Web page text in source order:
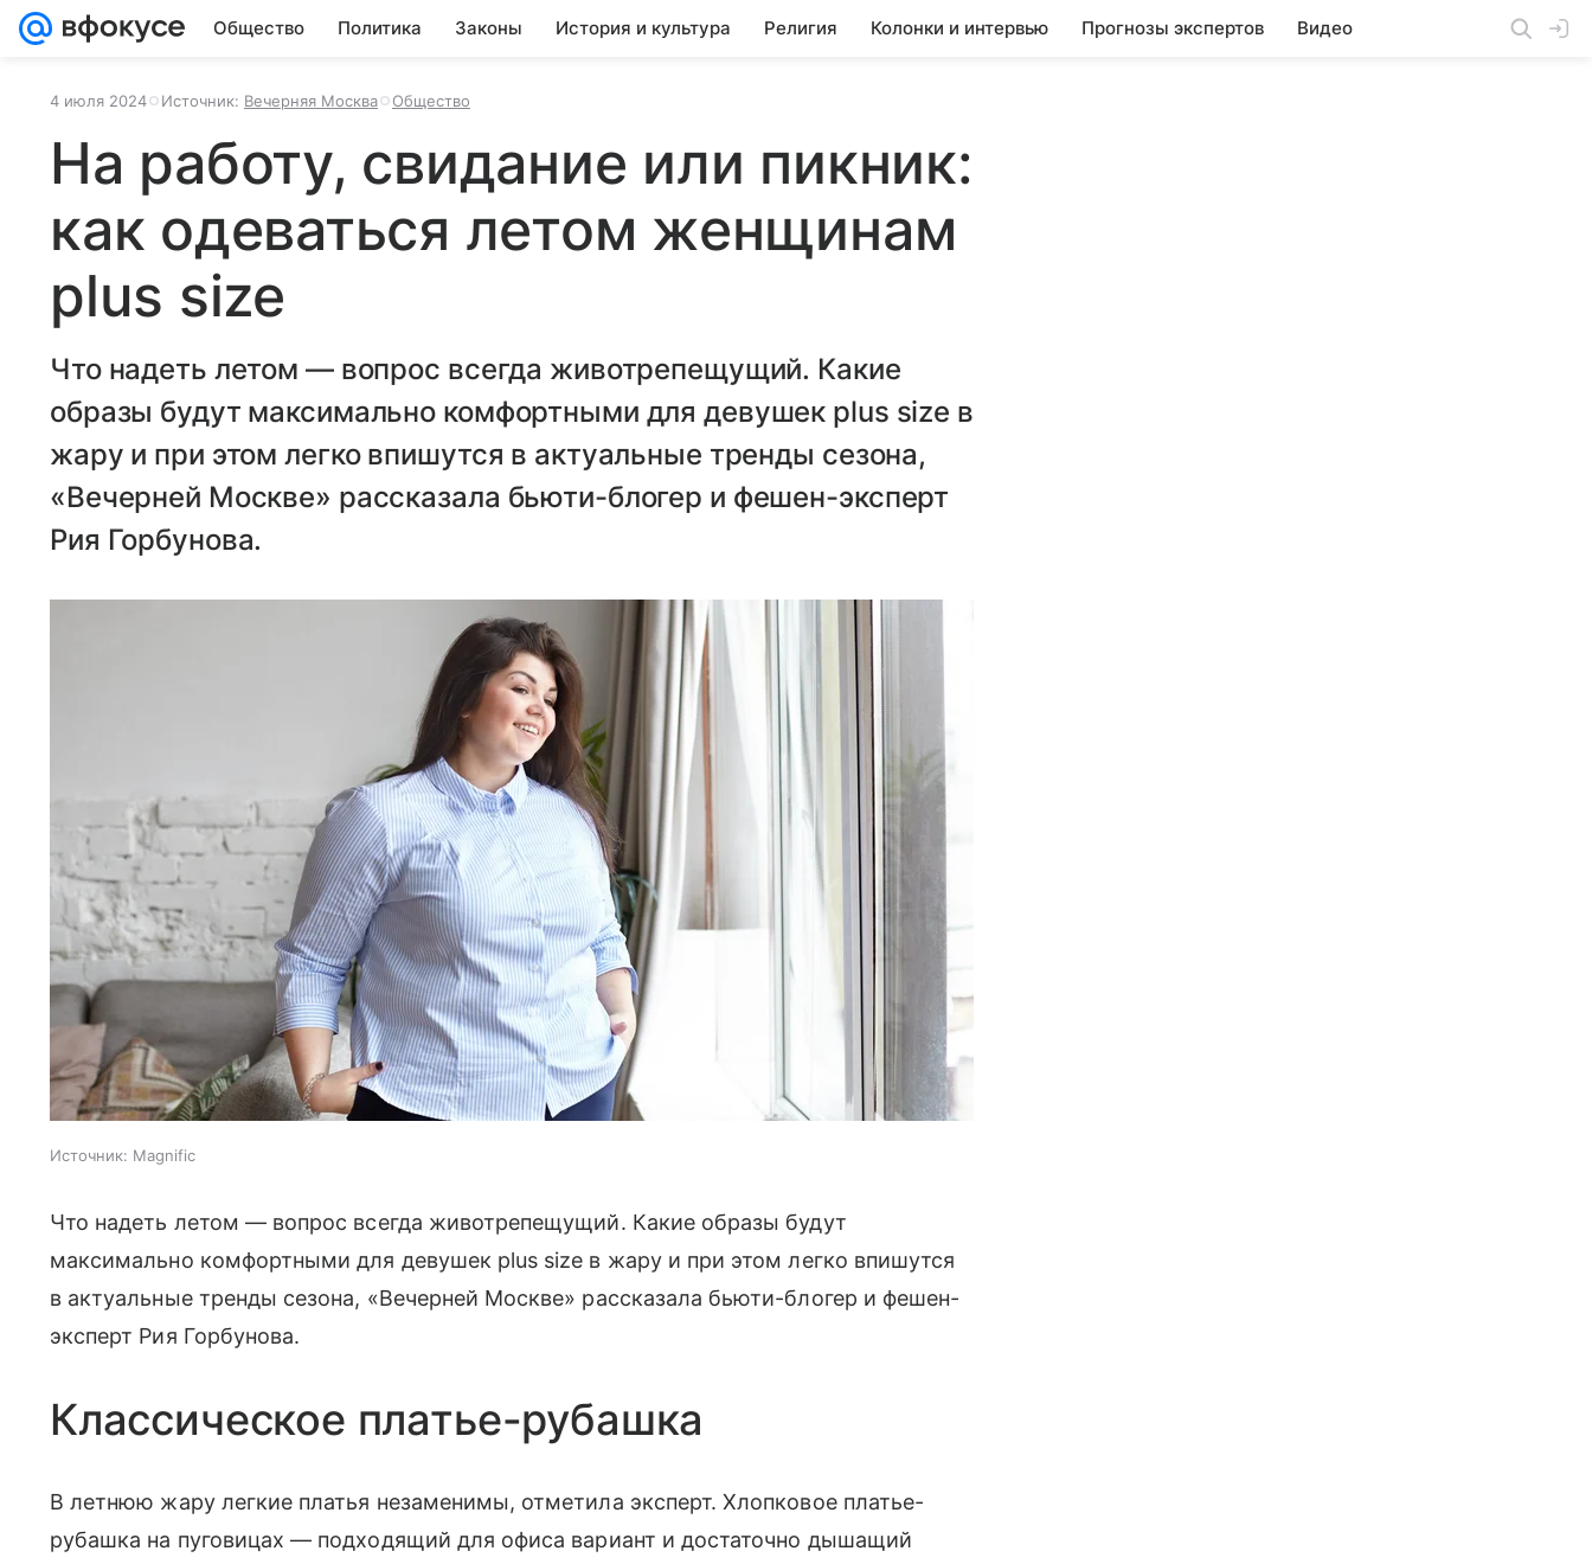
Общество Политика Законы История и культура Религия Колонки и интервью Прогнозы экспертов Видео
4 июля 2024 Источник: Вечерняя Москва Общество
На работу, свидание или пикник:
как одеваться летом женщинам
plus size
Что надеть летом — вопрос всегда животрепещущий. Какие
образы будут максимально комфортными для девушек plus size в
жару и при этом легко впишутся в актуальные тренды сезона,
«Вечерней Москве» рассказала бьюти-блогер и фешен-эксперт
Рия Горбунова.
Источник: Magnific
Что надеть летом — вопрос всегда животрепещущий. Какие образы будут
максимально комфортными для девушек plus size в жару и при этом легко впишутся
в актуальные тренды сезона, «Вечерней Москве» рассказала бьюти-блогер и фешен-
эксперт Рия Горбунова.
Классическое платье-рубашка
В летнюю жару легкие платья незаменимы, отметила эксперт. Хлопковое платье-
рубашка на пуговицах — подходящий для офиса вариант и достаточно дышащий